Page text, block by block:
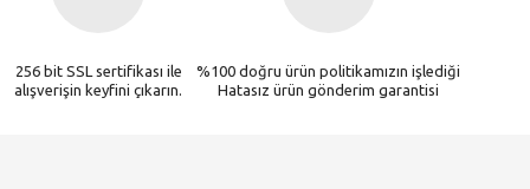
256 bit SSL sertifikası ile
alışverişin keyfini çıkarın.
%100 doğru ürün politikamızın işlediği
Hatasız ürün gönderim garantisi